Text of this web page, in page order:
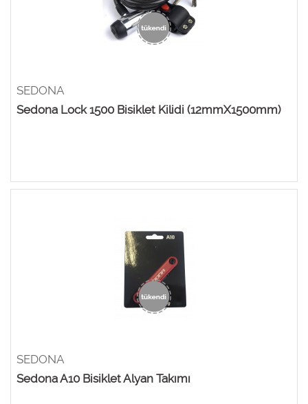
SEDONA
Sedona Lock 1500 Bisiklet Kilidi (12mmX1500mm)
SEDONA
Sedona A10 Bisiklet Alyan Takımı